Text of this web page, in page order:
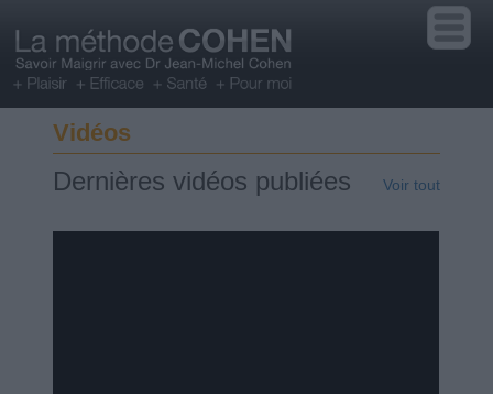
Vidéos
Dernières vidéos publiées Voir tout